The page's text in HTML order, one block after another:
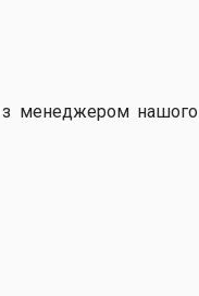
з менеджером нашого